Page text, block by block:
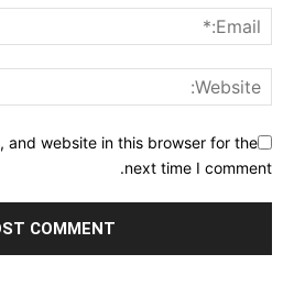
and website in this browser for the
next time I comment.